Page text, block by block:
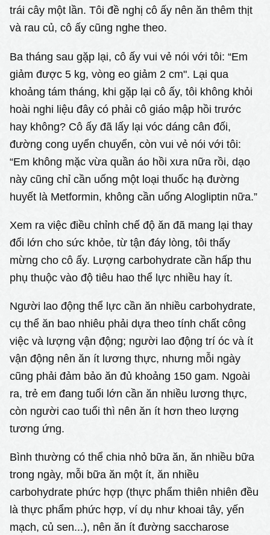
trái cây một lần. Tôi đề nghị cô ấy nên ăn thêm thịt
và rau củ, cô ấy cũng nghe theo.
Ba tháng sau gặp lại, cô ấy vui vẻ nói với tôi: “Em
giảm được 5 kg, vòng eo giảm 2 cm". Lại qua
khoảng tám tháng, khi gặp lại cô ấy, tôi không khỏi
hoài nghi liệu đây có phải cô giáo mập hồi trước
hay không? Cô ấy đã lấy lại vóc dáng cân đối,
đường cong uyển chuyển, còn vui vẻ nói với tôi:
“Em không mặc vừa quần áo hồi xưa nữa rồi, dạo
này cũng chỉ cần uống một loại thuốc hạ đường
huyết là Metformin, không cần uống Alogliptin nữa.”
Xem ra việc điều chỉnh chế độ ăn đã mang lại thay
đổi lớn cho sức khỏe, từ tận đáy lòng, tôi thấy
mừng cho cô ấy. Lượng carbohydrate cần hấp thu
phụ thuộc vào độ tiêu hao thể lực nhiều hay ít.
Người lao động thể lực cần ăn nhiều carbohydrate,
cụ thể ăn bao nhiêu phải dựa theo tính chất công
việc và lượng vận động; người lao động trí óc và ít
vận động nên ăn ít lương thực, nhưng mỗi ngày
cũng phải đảm bảo ăn đủ khoảng 150 gam. Ngoài
ra, trẻ em đang tuổi lớn cần ăn nhiều lương thực,
còn người cao tuổi thì nên ăn ít hơn theo lượng
tương ứng.
Bình thường có thể chia nhỏ bữa ăn, ăn nhiều bữa
trong ngày, mỗi bữa ăn một ít, ăn nhiều
carbohydrate phức hợp (thực phẩm thiên nhiên đều
là thực phẩm phức hợp, ví dụ như khoai tây, yến
mạch, củ sen...), nên ăn ít đường saccharose